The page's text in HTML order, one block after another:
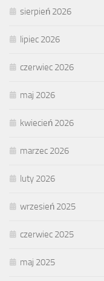
sierpień 2026
lipiec 2026
czerwiec 2026
maj 2026
kwiecień 2026
marzec 2026
luty 2026
wrzesień 2025
czerwiec 2025
maj 2025